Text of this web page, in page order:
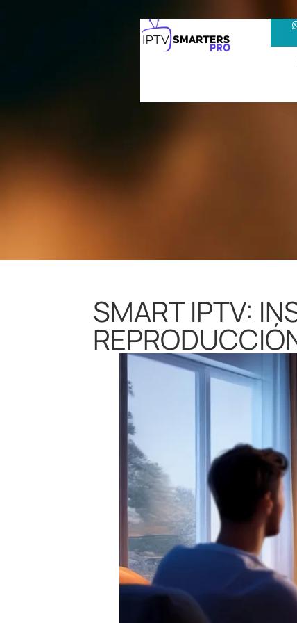
SMART IPTV: